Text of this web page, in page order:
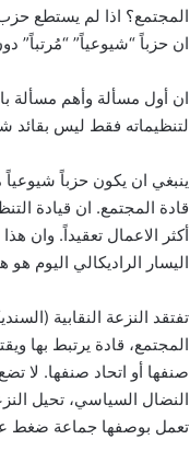
المجتمع؟ اذا لم يستطع
ان حزباً “شيوعياً” “مُرتباً”
ان أول مسألة وأهم مسألة
لتنظيماته فقط ليس بقائد
ينبغي ان يكون حزباً شيوعياً
قادة المجتمع. ان قيادة
أكثر الاعمال تعقيداً. وان
اليسار الراديكالي اليوم هو
تفتقد النزعة النقابية
المجتمع، قادة يرتبط بها
صنفها أو اتحاد صنفها. لا
النضال السياسي، تحيل
تعمل بوصفها جماعة ضغط